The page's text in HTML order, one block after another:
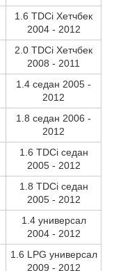
1.6 TDCi Хетчбек
2004 - 2012
2.0 TDCi Хетчбек
2008 - 2011
1.4 седан 2005 -
2012
1.8 седан 2006 -
2012
1.6 TDCi седан
2005 - 2012
1.8 TDCi седан
2005 - 2012
1.4 универсал
2004 - 2012
1.6 LPG универсал
2009 - 2012